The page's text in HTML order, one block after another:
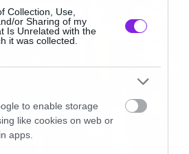
Collection, Use,
or Sharing of my
Is Unrelated with the
it was collected.
to enable storage
like cookies on web or
apps.
επηρεάζουν τις σκέψεις
να προχωρήσουμε τη
σαν μια αόρατη δαγκάνα
τα πόδια μας και δεν μας
Αυτές οι ανασφάλειες